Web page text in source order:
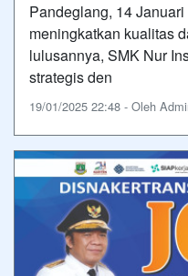
Pandeglang, 14
meningkatkan kualitas
lulusannya, SMK Nur
strategis den
19/01/2025 22:48 - Oleh